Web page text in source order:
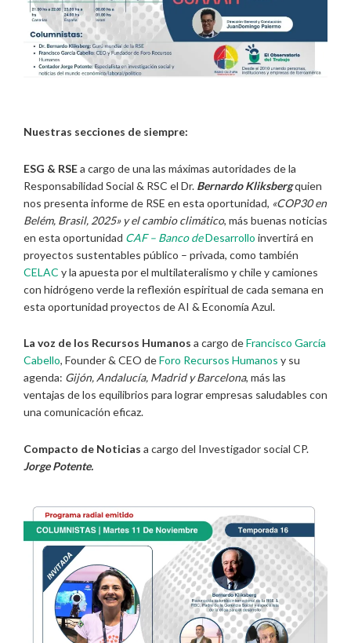
Nuestras secciones de siempre:
ESG & RSEa cargo de una las máximas autoridades de la
Responsabilidad Social & RSC el Dr. Bernardo Kliksbergquien
nos presenta informe de RSE en esta oportunidad, «COP30 en
Belém, Brasil, 2025» y el cambio climático, más buenas noticias
en esta oportunidad CAF – Banco deDesarrollo invertirá en
proyectos sustentables público – privada, como también
CELAC y la apuesta por el multilateralismo y chile y camiones
con hidrógeno verde la reflexión espiritual de cada semana en
esta oportunidad proyectos de AI & Economía Azul.
La voz de los Recursos Humanos a cargo deFrancisco García
Cabello, Founder & CEO deForo Recursos Humanos y su
agenda: Gijón, Andalucía, Madrid y Barcelona, más las
ventajas de los equilibrios para lograr empresas saludables con
una comunicación eficaz.
Compacto de Noticias a cargo del Investigador social CP.
Jorge Potente.